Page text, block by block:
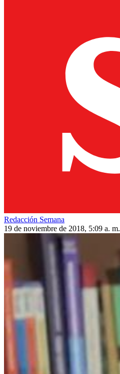
Redacción Semana
19 de noviembre de 2018, 5:09 a. m.